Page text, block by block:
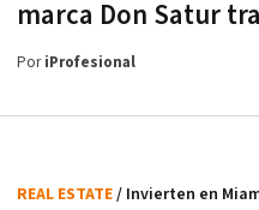
marca Don Satur
PoriProfesional
REAL ESTATE/ Invierten en